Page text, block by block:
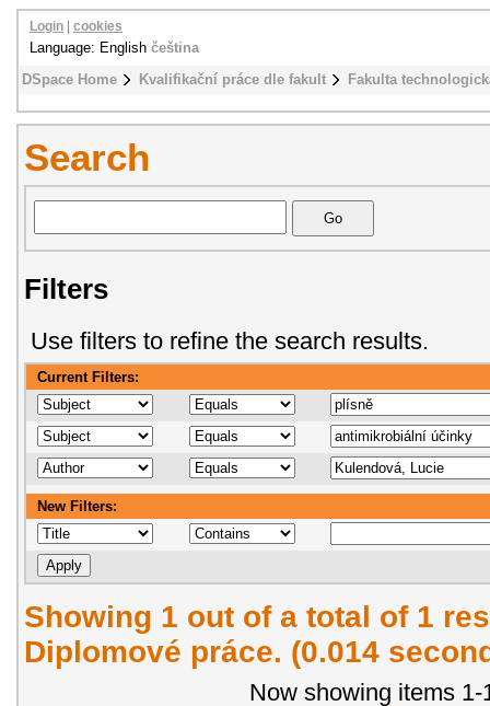
DSpace Home Kvalifikační práce dle fakult Fakulta
Login cookies
Language: English čeština
Search
Filters
Use filters to refine the search results.
Current Filters:
New Filters:
Showing 1 out of a total of 1
Diplomové práce. (0.014
Now showing items 1-